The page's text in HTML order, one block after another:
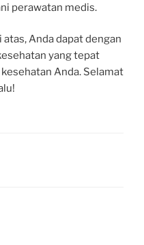
perawatan medis.
Anda dapat dengan
yang tepat
Anda. Selamat